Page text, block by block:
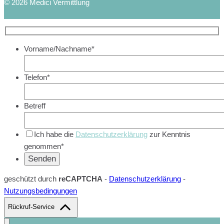
© 2026 Medici Vermittlung
Vorname/Nachname*
Telefon*
Betreff
Ich habe die Datenschutzerklärung zur Kenntnis
genommen*
geschützt durch reCAPTCHA - Datenschutzerklärung -
Nutzungsbedingungen
Rückruf-Service